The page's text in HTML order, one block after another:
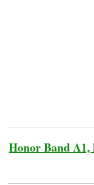
Honor Band A1,